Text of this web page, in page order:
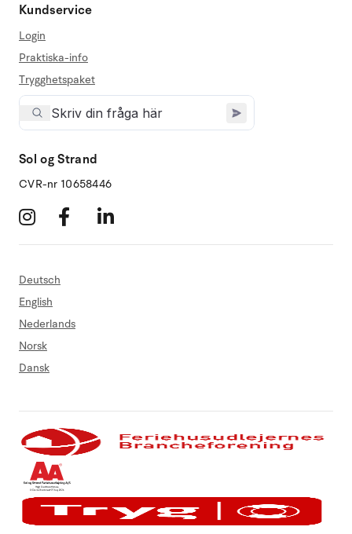
Kundservice
Login
Praktiska-info
Trygghetspaket
Sol og Strand
CVR-nr 10658446
Deutsch
English
Nederlands
Norsk
Dansk